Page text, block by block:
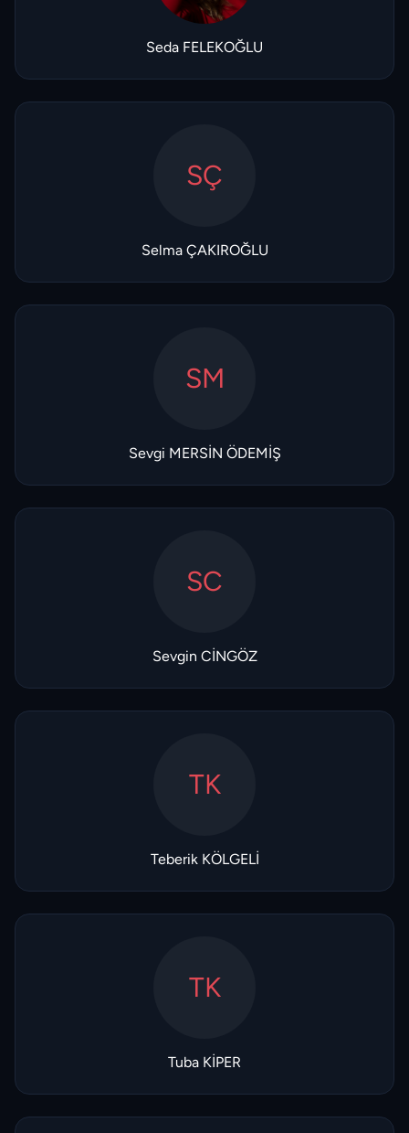
Seda FELEKOĞLU
SÇ
Selma ÇAKIROĞLU
SM
Sevgi MERSİN ÖDEMİŞ
SC
Sevgin CİNGÖZ
TK
Teberik KÖLGELİ
TK
Tuba KİPER